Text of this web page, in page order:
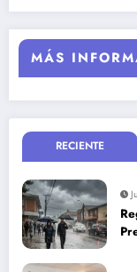
MÁS
RECIENTE